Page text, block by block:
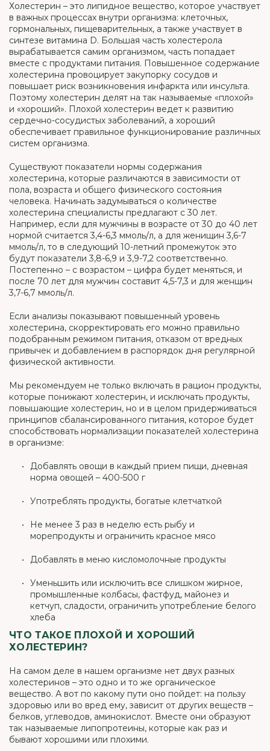
Холестерин – это липидное вещество, которое участвует
в важных процессах внутри организма: клеточных,
гормональных, пищеварительных, а также участвует в
синтезе витамина D. Большая часть холестерола
вырабатывается самим организмом, часть попадает
вместе с продуктами питания. Повышенное содержание
холестерина провоцирует закупорку сосудов и
повышает риск возникновения инфаркта или инсульта.
Поэтому холестерин делят на так называемые «плохой»
и «хороший». Плохой холестерин ведет к развитию
сердечно-сосудистых заболеваний, а хороший
обеспечивает правильное функционирование различных
систем организма.
Существуют показатели нормы содержания
холестерина, которые различаются в зависимости от
пола, возраста и общего физического состояния
человека. Начинать задумываться о количестве
холестерина специалисты предлагают с 30 лет.
Например, если для мужчины в возрасте от 30 до 40 лет
нормой считается 3,4-6,3 ммоль/л, а для женищин 3,6-7
ммоль/л, то в следующий 10-летний промежуток это
будут показатели 3,8-6,9 и 3,9-7,2 соответственно.
Постепенно – с возрастом – цифра будет меняться, и
после 70 лет для мужчин составит 4,5-7,3 и для женщин
3,7-6,7 ммоль/л.
Если анализы показывают повышенный уровень
холестерина, скорректировать его можно правильно
подобранным режимом питания, отказом от вредных
привычек и добавлением в распорядок дня регулярной
физической активности.
Мы рекомендуем не только включать в рацион продукты,
которые понижают холестерин, и исключать продукты,
повышающие холестерин, но и в целом придерживаться
принципов сбалансированного питания, которое будет
способствовать нормализации показателей холестерина
в организме:
Добавлять овощи в каждый прием пищи, дневная
норма овощей – 400-500 г
Употреблять продукты, богатые клетчаткой
Не менее 3 раз в неделю есть рыбу и
морепродукты и ограничить красное мясо
Добавлять в меню кисломолочные продукты
Уменьшить или исключить все слишком жирное,
промышленные колбасы, фастфуд, майонез и
кетчуп, сладости, ограничить употребление белого
хлеба
ЧТО ТАКОЕ ПЛОХОЙ И ХОРОШИЙ
ХОЛЕСТЕРИН?
На самом деле в нашем организме нет двух разных
холестеринов – это одно и то же органическое
вещество. А вот по какому пути оно пойдет: на пользу
здоровью или во вред ему, зависит от других веществ –
белков, углеводов, аминокислот. Вместе они образуют
так называемые липопротеины, которые как раз и
бывают хорошими или плохими.